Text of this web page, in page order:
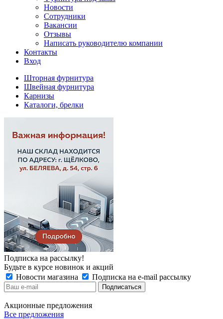
Новости
Сотрудники
Вакансии
Отзывы
Написать руководителю компании
Контакты
Вход
Шторная фурнитура
Швейная фурнитура
Карнизы
Каталоги, брелки
Подписка на рассылку!
Будьте в курсе новинок и акций
Новости магазина
Подписка на e-mail рассылку
Акционные предложения
Все предложения